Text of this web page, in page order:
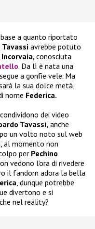
a quanto riportato
Tavassiavrebbe potuto
conosciuta
. Da lì è nata una
a gonfie vele. Ma
la sua dolce metà,
nome Federica.
dei video
Tavassi, anche
un volto noto sul web
al momento non
per Pechino
vedono l’ora di rivedere
il fandom adora la bella
, dunque potrebbe
divertono e si
nel reality?